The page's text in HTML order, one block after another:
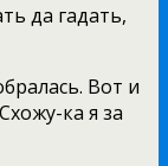
да гадать,
Вот и
ка я за